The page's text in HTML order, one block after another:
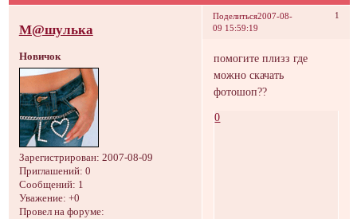
Поделиться 1
2007-08-
09 15:59:19
М@шулька
Новичок
Зарегистрирован: 2007-08-09
Приглашений: 0
Сообщений: 1
Уважение: +0
Провел на форуме:
помогите плизз где
можно скачать
фотошоп??
0